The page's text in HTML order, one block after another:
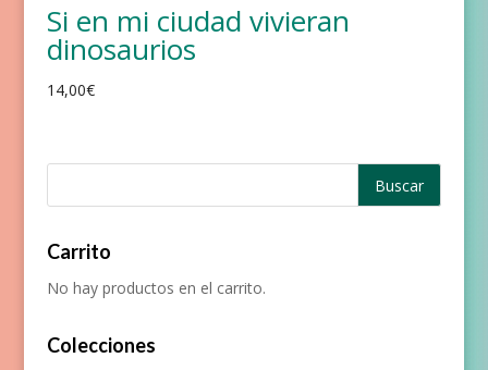
Si en mi ciudad vivieran
dinosaurios
14,00€
Carrito
No hay productos en el carrito.
Colecciones